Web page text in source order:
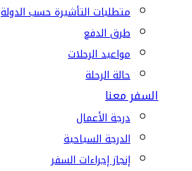
متطلبات التأشيرة حسب الدولة
طرق الدفع
مواعيد الرحلات
حالة الرحلة
السفر معنا
درجة الأعمال
الدرجة السياحية
إنجاز إجراءات السفر